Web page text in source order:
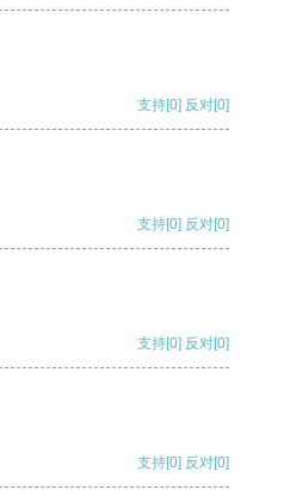
支持[0] 反对[0]
支持[0] 反对[0]
支持[0] 反对[0]
支持[0] 反对[0]